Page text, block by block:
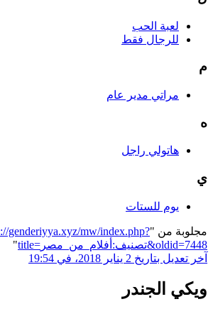
لعبة الحب
للرجال فقط
م
مراتي مدير عام
ه
هاتولي راجل
ي
يوم للستات
مجلوبة من "genderiyya.xyz/mw/index.php?
title=تصنيف:أفلام_من_مصر&oldid=7448
"
آخر تعديل بتاريخ 2 يناير 2018، في 19:54
ويكي الجندر